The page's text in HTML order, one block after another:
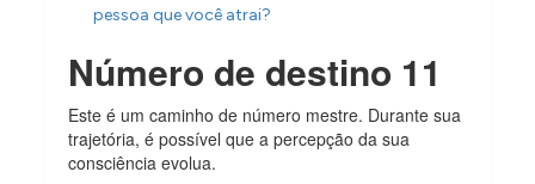
pessoa que você atrai?
Número de destino 11
Este é um caminho de número mestre. Durante sua
trajetória, é possível que a percepção da sua
consciência evolua.